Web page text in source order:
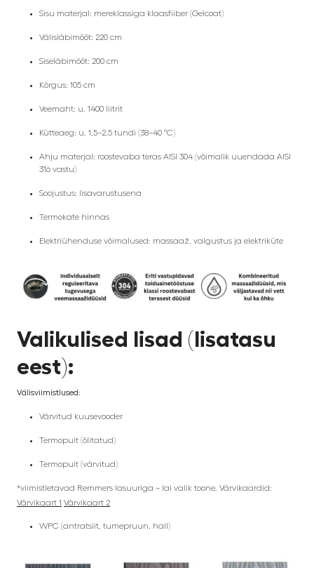
Sisu materjal: mereklassiga klaasfiiber (Gelcoat)
Välisläbimõõt: 220 cm
Siseläbimõõt: 200 cm
Kõrgus: 105 cm
Veemaht: u. 1400 liitrit
Kütteaeg: u. 1,5–2,5 tundi (38–40 °C)
Ahju materjal: roostevaba teras AISI 304 (võimalik uuendada AISI
316 vastu)
Soojustus: lisavarustusena
Termokate hinnas
Elektriühenduse võimalused: massaaž, valgustus ja elektriküte
Valikulised lisad (lisatasu
eest):
Välisviimistlused:
Värvitud kuusevooder
Termopuit (õlitatud)
Termopuit (värvitud)
*viimistletavad Remmers lasuuriga – lai valik toone. Värvikaardid:
Värvikaart 1 Värvikaart 2
WPC (antratsiit, tumepruun, hall)